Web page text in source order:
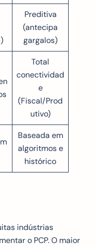
Preditiva
(antecipa
gargalos)
Total
conectividad
e
(Fiscal/Prod
utivo)
Baseada em
algoritmos e
histórico
indústrias
o PCP. O maior